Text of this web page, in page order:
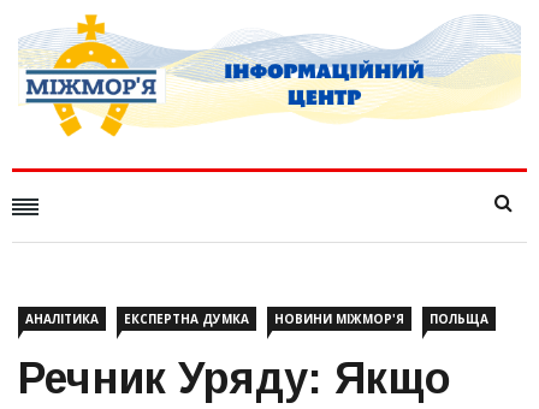
АНАЛІТИКА ЕКСПЕРТНА ДУМКА НОВИНИ МІЖМОР'Я ПОЛЬЩА
Речник Уряду: Якщо